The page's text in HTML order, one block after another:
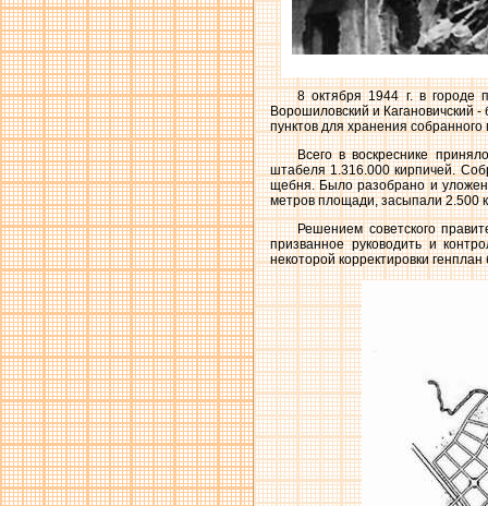
8 октября 1944 г. в городе
Ворошиловский и Кагановичский -
пунктов для хранения
Всего в воскреснике
штабеля 1.316.000 кирпичей.
щебня. Было разобрано и
метров площади, засыпали 2.500
Решением советского
призванное руководить и
некоторой корректировки